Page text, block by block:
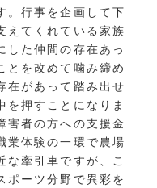
。行事を企画して下
えてくれている家族
した仲間の存在あっ
とを改めて噛み締め
在があって踏み出せ
を押すことになりま
害者の方への支援金
業体験の一環で農場
な牽引車ですが、こ
ポーツ分野で異彩を